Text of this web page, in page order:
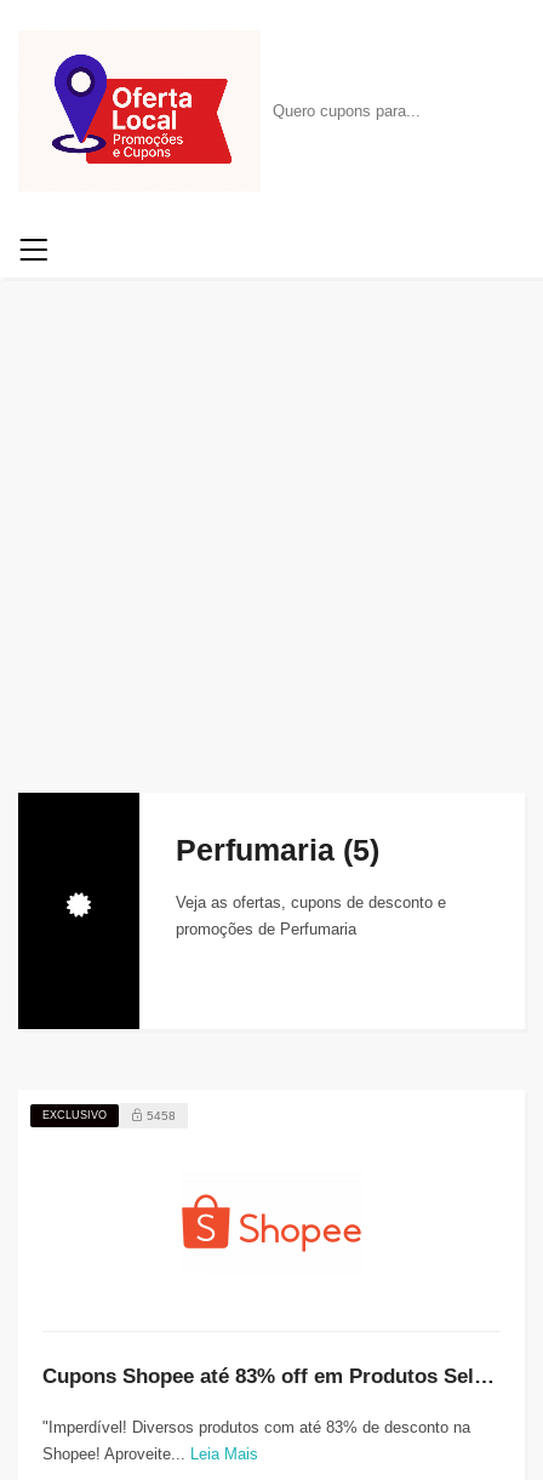
Perfumaria (5)
Veja as ofertas, cupons de desconto e
promoções de Perfumaria
EXCLUSIVO 5458
Cupons Shopee até 83% off em Produtos Selecionados
"Imperdível! Diversos produtos com até 83% de desconto na
Shopee! Aproveite... Leia Mais